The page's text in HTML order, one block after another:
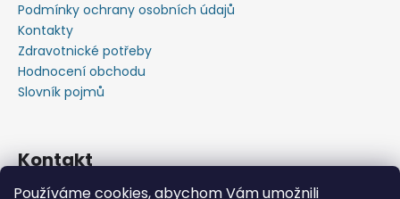
Používáme cookies, abychom Vám umožnili
Podmínky ochrany osobních údajů
Kontakty
Zdravotnické potřeby
Hodnocení obchodu
Slovník pojmů
Kontakt